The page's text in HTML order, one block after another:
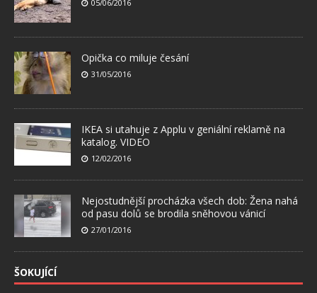
05/06/2016
Opička co miluje česání
31/05/2016
IKEA si utahuje z Applu v geniální reklamě na
katalog. VIDEO
12/02/2016
Nejostudnější procházka všech dob: Žena nahá
od pasu dolů se brodila sněhovou vánicí
27/01/2016
ŠOKUJÍCÍ